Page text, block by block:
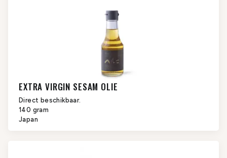
EXTRA VIRGIN SESAM OLIE
Direct beschikbaar.
140 gram
Japan